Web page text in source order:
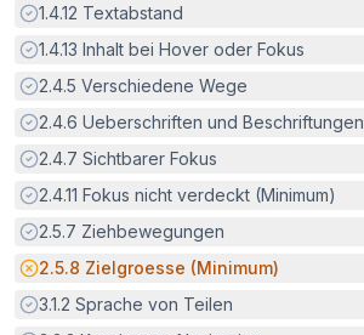
Erfüllt:
1.4.12 Textabstand
Erfüllt:
1.4.13 Inhalt bei Hover oder Fokus
Erfüllt:
2.4.5 Verschiedene Wege
Erfüllt:
2.4.6 Ueberschriften und Beschriftungen
Erfüllt:
2.4.7 Sichtbarer Fokus
Erfüllt:
2.4.11 Fokus nicht verdeckt (Minimum)
Erfüllt:
2.5.7 Ziehbewegungen
Potenzielle Barriere:
2.5.8 Zielgroesse (Minimum)
Erfüllt:
3.1.2 Sprache von Teilen